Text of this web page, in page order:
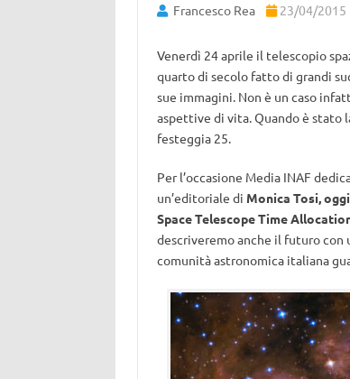
Francesco Rea 23/04/2015
Venerdì 24 aprile il telescopio
quarto di secolo fatto di grandi
sue immagini. Non è un caso
aspettive di vita. Quando è stato
festeggia 25.
Per l’occasione Media INAF
un’editoriale di Monica Tosi,
Space Telescope Time
descriveremo anche il futuro con
comunità astronomica italiana